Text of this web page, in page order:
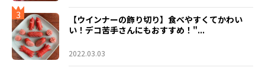
3
【ウインナーの飾り切り】食べやすくてかわい
い！デコ苦手さんにもおすすめ！"...
2022.03.03